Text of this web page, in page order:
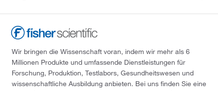
Wir bringen die Wissenschaft voran, indem wir mehr als 6
Millionen Produkte und umfassende Dienstleistungen für
Forschung, Produktion, Testlabors, Gesundheitswesen und
wissenschaftliche Ausbildung anbieten. Bei uns finden Sie eine